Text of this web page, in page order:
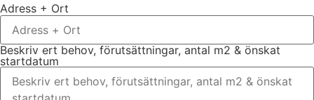
Adress + Ort
Beskriv ert behov, förutsättningar, antal m2 & önskat
startdatum